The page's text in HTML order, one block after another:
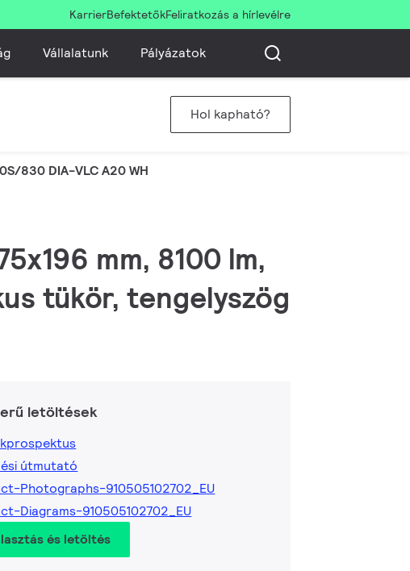
KarrierBefektetőkFeliratkozás a hírlevélre
Vállalatunk Pályázatok
Hol kapható?
830 DIA-VLC A20 WH
mm, 8100 lm,
tükör, tengelyszög
letöltések
útmutató
Photographs-910505102702_EU
Diagrams-910505102702_EU
és letöltés